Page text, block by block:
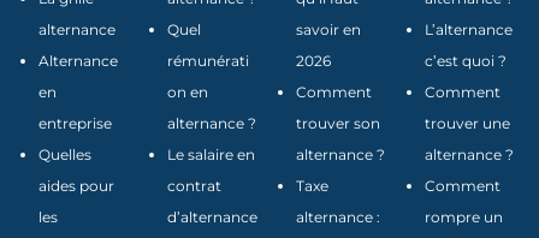
alternance
Alternance
en
entreprise
Quelles
aides pour
les
Quel
rémunérati
on en
alternance ?
Le salaire en
contrat
d’alternance
savoir en
2026
Comment
trouver son
alternance ?
Taxe
alternance :
L’alternance
c’est quoi ?
Comment
trouver une
alternance ?
Comment
rompre un